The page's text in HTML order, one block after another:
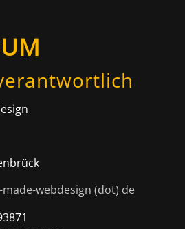
webdesign (dot) de